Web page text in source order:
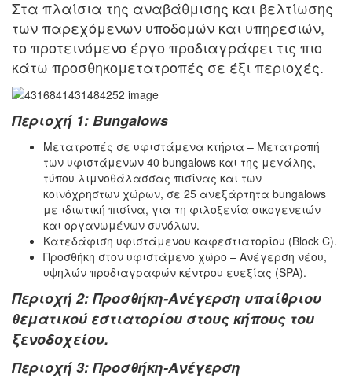
Στα πλαίσια της αναβάθμισης και βελτίωσης
των παρεχόμενων υποδομών και υπηρεσιών,
το προτεινόμενο έργο προδιαγράφει τις πιο
κάτω προσθηκομετατροπές σε έξι περιοχές.
Περιοχή 1: Bungalows
Μετατροπές σε υφιστάμενα κτήρια – Μετατροπή
των υφιστάμενων 40 bungalows και της μεγάλης,
τύπου λιμνοθάλασσας πισίνας και των
κοινόχρηστων χώρων, σε 25 ανεξάρτητα bungalows
με ιδιωτική πισίνα, για τη φιλοξενία οικογενειών
και οργανωμένων συνόλων.
Κατεδάφιση υφιστάμενου καφεστιατορίου (Block C).
Προσθήκη στον υφιστάμενο χώρο – Ανέγερση νέου,
υψηλών προδιαγραφών κέντρου ευεξίας (SPA).
Περιοχή 2: Προσθήκη-Ανέγερση υπαίθριου
θεματικού εστιατορίου στους κήπους του
ξενοδοχείου.
Περιοχή 3: Προσθήκη-Ανέγερση